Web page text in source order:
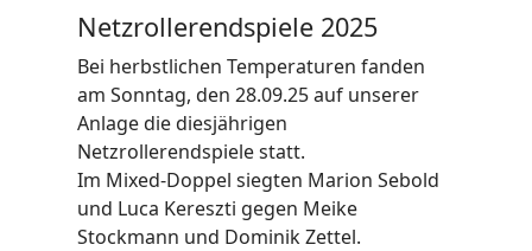
Netzrollerendspiele 2025
Bei herbstlichen Temperaturen fanden
am Sonntag, den 28.09.25 auf unserer
Anlage die diesjährigen
Netzrollerendspiele statt.
Im Mixed-Doppel siegten Marion Sebold
und Luca Kereszti gegen Meike
Stockmann und Dominik Zettel.